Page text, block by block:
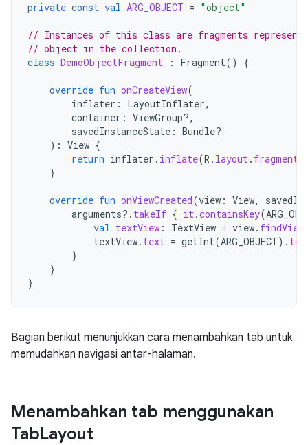
private const val ARG_OBJECT = "object"
// Instances of this class are fragments
// object in the collection.
class DemoObjectFragment : Fragment() {
override fun onCreateView(
inflater : LayoutInflater,
container : ViewGroup?,
savedInstanceState : Bundle?
): View {
return inflater . inflate(R . layout.
}
override fun onViewCreated(view : View,
arguments?. takeIf { it.containsKey(
val textView : TextView = view.
textView. text = getInt(ARG_OBJECT).
}
}
}
Bagian berikut menunjukkan cara menambahkan tab untuk
memudahkan navigasi antar-halaman.
Menambahkan tab menggunakan
TabLayout